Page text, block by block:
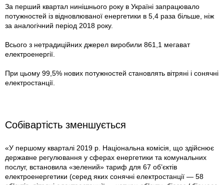
За перший квартал нинішнього року в Україні запрацювало
потужностей із відновлюваної енергетики в 5,4 раза більше, ніж
за аналогічний період 2018 року.
Всього з нетрадиційних джерел виробили 861,1 мегават
електроенергії.
При цьому 99,5% нових потужностей становлять вітряні і сонячні
електростанції.
Собівартість зменшується
«У першому кварталі 2019 р. Національна комісія, що здійснює
державне регулювання у сферах енергетики та комунальних
послуг, встановила «зелений» тариф для 67 об’єктів
електроенергетики (серед яких сонячні електростанції — 58